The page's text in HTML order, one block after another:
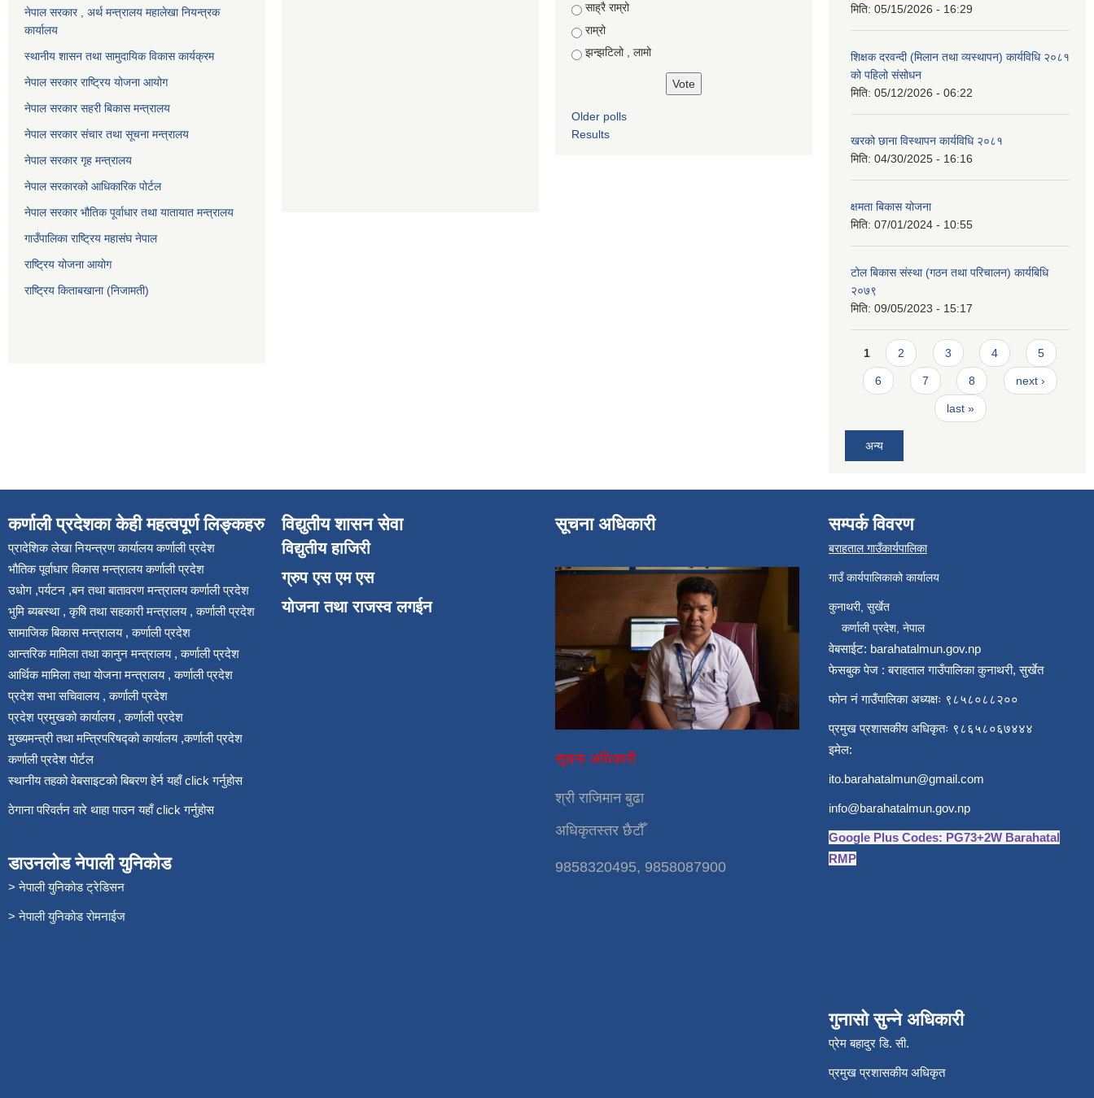
नेपाल सरकार , अर्थ मन्त्रालय महालेखा नियन्त्रक
कार्यालय
स्थानीय शासन तथा सामुदायिक विकास कार्यक्रम
नेपाल सरकार राष्ट्रिय योजना आयोग
नेपाल सरकार सहरी बिकास मन्त्रालय
नेपाल सरकार संचार तथा सूचना मन्त्रालय
नेपाल सरकार गृह मन्त्रालय
नेपाल सरकारको आधिकारिक पोर्टल
नेपाल सरकार भौतिक पूर्वाधार तथा यातायात मन्त्रालय
गाउँपालिका राष्ट्रिय महासंघ नेपाल
राष्ट्रिय योजना आयोग
राष्ट्रिय किताबखाना (निजामती)
Choices
साह्रै राम्रो
राम्रो
झन्झटिलो , लामो
Older polls
Results
मिति: 05/15/2026 - 16:29
शिक्षक दरवन्दी (मिलान तथा व्यस्थापन) कार्यविधि २०८१
को पहिलो संसोधन
मिति: 05/12/2026 - 06:22
खरको छाना विस्थापन कार्यविधि २०८१
मिति: 04/30/2025 - 16:16
क्षमता बिकास योजना
मिति: 07/01/2024 - 10:55
टोल बिकास संस्था (गठन तथा परिचालन) कार्यबिधि
२०७९
मिति: 09/05/2023 - 15:17
Pages
1 2 3 4 5
6 7 8 next ›
last »
अन्य
कर्णाली प्रदेशका केही महत्वपूर्ण लिङ्कहरु
प्रादेशिक लेखा नियन्त्रण कार्यालय कर्णाली प्रदेश
भौतिक पूर्वाधार विकास मन्त्रालय कर्णाली प्रदेश
उधोग ,पर्यटन ,बन तथा बातावरण मन्त्रालय कर्णाली प्रदेश
भुमि ब्यबस्था , कृषि तथा सहकारी मन्त्रालय , कर्णाली प्रदेश
सामाजिक बिकास मन्त्रालय , कर्णाली प्रदेश
आन्तरिक मामिला तथा कानुन मन्त्रालय , कर्णाली प्रदेश
आर्थिक मामिला तथा योजना मन्त्रालय , कर्णाली प्रदेश
प्रदेश सभा सचिवालय , कर्णाली प्रदेश
प्रदेश प्रमुखको कार्यालय , कर्णाली प्रदेश
मुख्यमन्त्री तथा मन्त्रिपरिषद्को कार्यालय ,कर्णाली प्रदेश
कर्णाली प्रदेश पोर्टल
स्थानीय तहको वेबसाइटको बिबरण हेर्न यहाँ click गर्नुहोस
ठेगाना परिवर्तन वारे थाहा पाउन यहाँ click गर्नुहोस
डाउनलोड नेपाली युनिकोड
> नेपाली युनिकोड ट्रेडिसन
> नेपाली युनिकोड रोमनाईज
विद्युतीय शासन सेवा
विद्युतीय हाजिरी
ग्रुप एस एम एस
योजना तथा राजस्व लगईन
सूचना अधिकारी
सूचना अधिकारी
श्री राजिमान बुढा
अधिकृतस्तर छैटौँ
9858320495, 9858087900
सम्पर्क विवरण
बराहताल गाउँकार्यपालिका
गाउँ कार्यपालिकाको कार्यालय
कुनाथरी, सुर्खेत
कर्णाली प्रदेश, नेपाल
वेबसाईट: barahatalmun.gov.np
फेसबुक पेज : बराहताल गाउँपालिका कुनाथरी, सुर्खेत
फोन नं गाउँपालिका अध्यक्षः ९८५८०८८२००
प्रमुख प्रशासकीय अधिकृतः ९८६५८०६७४४४
इमेल:
ito.barahatalmun@gmail.com
info@barahatalmun.gov.np
Google Plus Codes: PG73+2W Barahatal
RMP
गुनासो सुन्ने अधिकारी
प्रेम बहादुर डि. सी.
प्रमुख प्रशासकीय अधिकृत